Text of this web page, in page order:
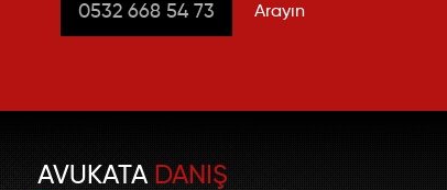
0532 668 54 73 Arayın
AVUKATA DANIŞ